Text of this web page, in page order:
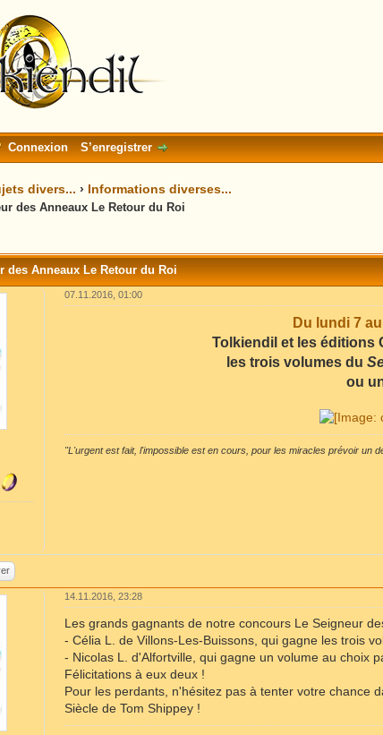
Connexion S’enregistrer
divers... › Informations diverses...
des Anneaux Le Retour du Roi
des Anneaux Le Retour du Roi
07.11.2016, 01:00
Du lundi 7
Tolkiendil et les éditions
les trois volumes du
ou
"L'urgent est fait, l'impossible est en cours, pour les miracles prévoir un
14.11.2016, 23:28
Les grands gagnants de notre concours Le Seigneur
- Célia L. de Villons-Les-Buissons, qui gagne les trois
- Nicolas L. d'Alfortville, qui gagne un volume au choix
Félicitations à eux deux !
Pour les perdants, n'hésitez pas à tenter votre chance
Siècle de Tom Shippey !